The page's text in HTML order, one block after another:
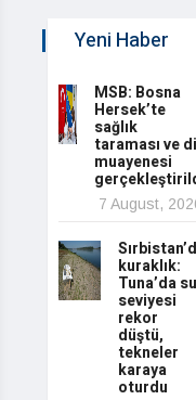
Yeni Haber
MSB: Bosna
Hersek’te
sağlık
taraması ve
muayenesi
7 August,
kuraklık:
Tuna’da su
seviyesi
rekor
düştü,
tekneler
karaya
oturdu